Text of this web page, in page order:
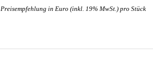
in Euro (inkl. 19% MwSt.) pro Stück